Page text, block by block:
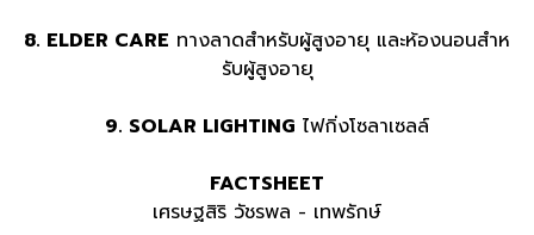
8. ELDER CARE ทางลาดสำหรับผู้สูงอายุ และห้องนอนสำห
รับผู้สูงอายุ
9. SOLAR LIGHTING ไฟกิ่งโซลาเซลล์
FACTSHEET
เศรษฐสิริ วัชรพล - เทพรักษ์